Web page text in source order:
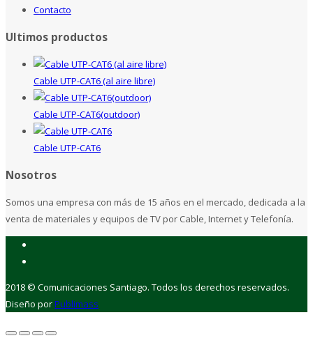
Contacto
Ultimos productos
Cable UTP-CAT6 (al aire libre)
Cable UTP-CAT6(outdoor)
Cable UTP-CAT6
Nosotros
Somos una empresa con más de 15 años en el mercado, dedicada a la
venta de materiales y equipos de TV por Cable, Internet y Telefonía.
2018 © Comunicaciones Santiago. Todos los derechos reservados.
Diseño porPublimass